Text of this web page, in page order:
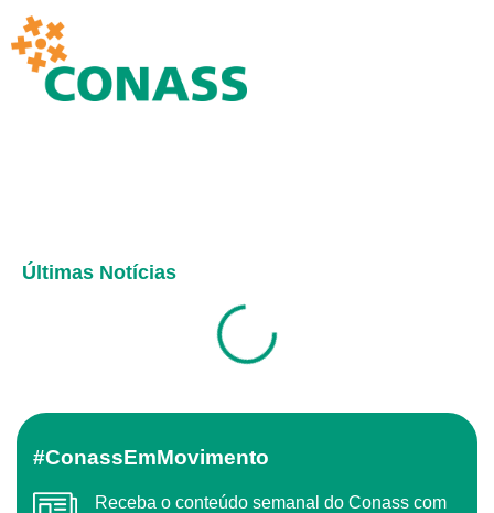
Últimas Notícias
#ConassEmMovimento
Receba o conteúdo semanal do Conass com